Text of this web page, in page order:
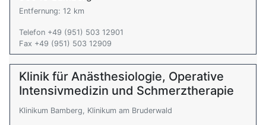
Entfernung: 12 km
Telefon +49 (951) 503 12901
Fax +49 (951) 503 12909
Klinik für Anästhesiologie, Operative
Intensivmedizin und Schmerztherapie
Klinikum Bamberg, Klinikum am Bruderwald